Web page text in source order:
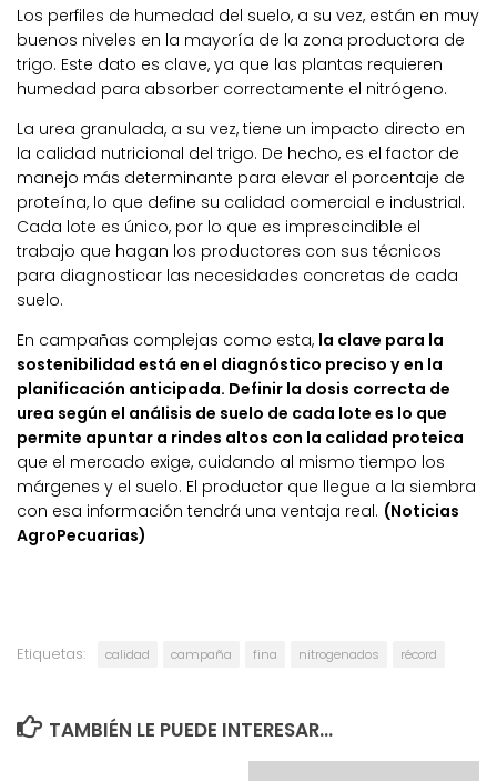
Los perfiles de humedad del suelo, a su vez, están en muy
buenos niveles en la mayoría de la zona productora de
trigo. Este dato es clave, ya que las plantas requieren
humedad para absorber correctamente el nitrógeno.
La urea granulada, a su vez, tiene un impacto directo en
la calidad nutricional del trigo. De hecho, es el factor de
manejo más determinante para elevar el porcentaje de
proteína, lo que define su calidad comercial e industrial.
Cada lote es único, por lo que es imprescindible el
trabajo que hagan los productores con sus técnicos
para diagnosticar las necesidades concretas de cada
suelo.
En campañas complejas como esta, la clave para la
sostenibilidad está en el diagnóstico preciso y en la
planificación anticipada. Definir la dosis correcta de
urea según el análisis de suelo de cada lote es lo que
permite apuntar a rindes altos con la calidad proteica
que el mercado exige, cuidando al mismo tiempo los
márgenes y el suelo. El productor que llegue a la siembra
con esa información tendrá una ventaja real. (Noticias
AgroPecuarias)
Etiquetas: calidad campaña fina nitrogenados récord
TAMBIÉN LE PUEDE INTERESAR...